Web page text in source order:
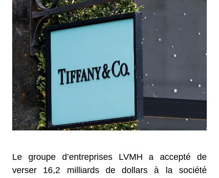
Le groupe d’entreprises LVMH a accepté de
verser 16,2 milliards de dollars à la société